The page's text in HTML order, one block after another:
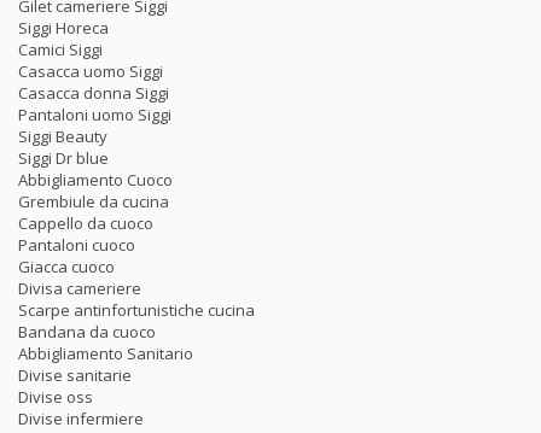
Gilet cameriere Siggi
Siggi Horeca
Camici Siggi
Casacca uomo Siggi
Casacca donna Siggi
Pantaloni uomo Siggi
Siggi Beauty
Siggi Dr blue
Abbigliamento Cuoco
Grembiule da cucina
Cappello da cuoco
Pantaloni cuoco
Giacca cuoco
Divisa cameriere
Scarpe antinfortunistiche cucina
Bandana da cuoco
Abbigliamento Sanitario
Divise sanitarie
Divise oss
Divise infermiere